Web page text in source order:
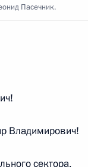
Пасечник.
Владимирович!
сектора.